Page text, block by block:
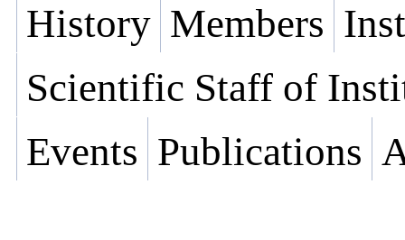
History Members
Scientific Staff of
Events Publications